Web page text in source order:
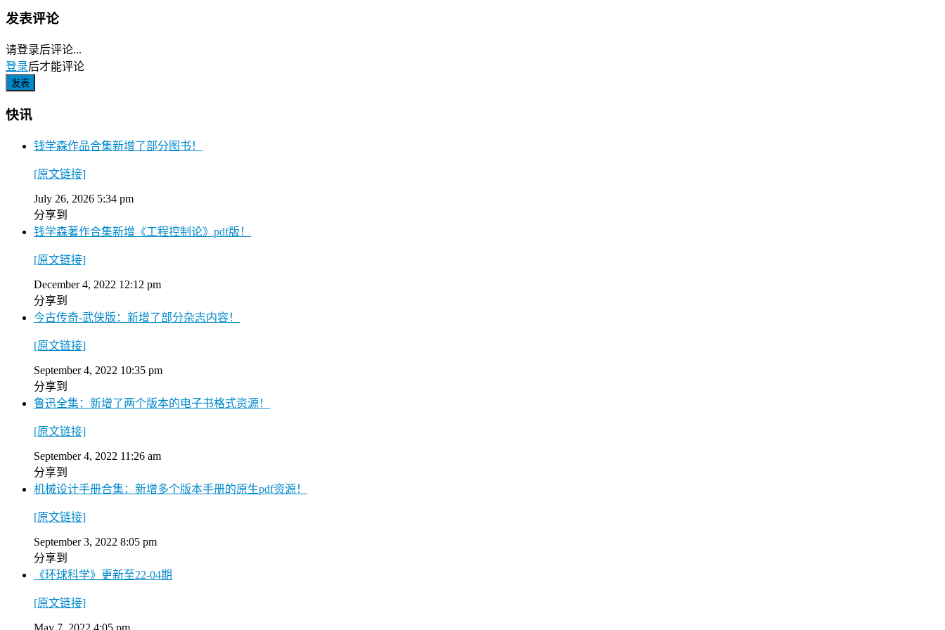
发表评论
请登录后评论...
登录后才能评论
快讯
钱学森作品合集新增了部分图书！
[原文链接]
July 26, 2026 5:34 pm
分享到
钱学森著作合集新增《工程控制论》pdf版！
[原文链接]
December 4, 2022 12:12 pm
分享到
今古传奇-武侠版：新增了部分杂志内容！
[原文链接]
September 4, 2022 10:35 pm
分享到
鲁迅全集：新增了两个版本的电子书格式资源！
[原文链接]
September 4, 2022 11:26 am
分享到
机械设计手册合集：新增多个版本手册的原生pdf资源！
[原文链接]
September 3, 2022 8:05 pm
分享到
《环球科学》更新至22-04期
[原文链接]